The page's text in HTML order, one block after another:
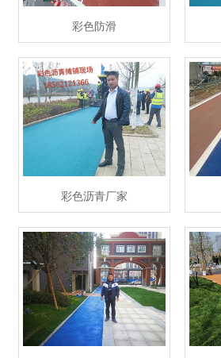
彩色防滑
彩色沥青厂家